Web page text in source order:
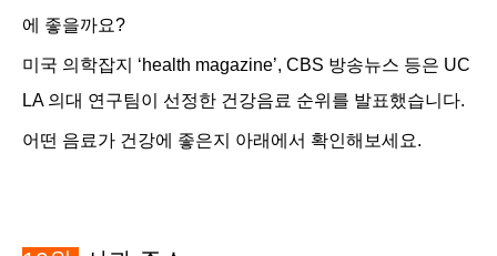
에 좋을까요?
미국 의학잡지 ‘health magazine’, CBS 방송뉴스 등은 UC
LA 의대 연구팀이 선정한 건강음료 순위를 발표했습니다.
어떤 음료가 건강에 좋은지 아래에서 확인해보세요.